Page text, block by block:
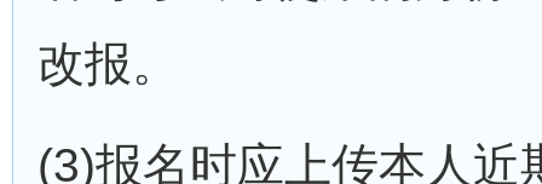
改报。
(3)报名时应上传本人